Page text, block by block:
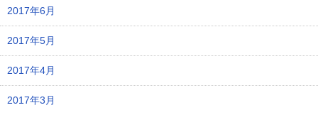
2017年6月
2017年5月
2017年4月
2017年3月